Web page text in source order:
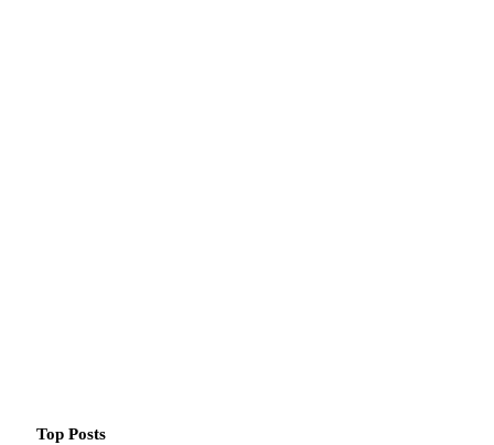
Top Posts